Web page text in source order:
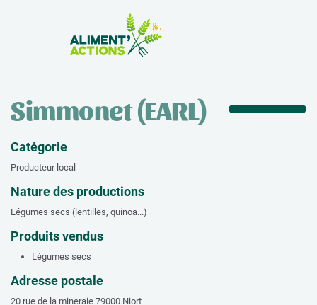
Simmonet (EARL)
Catégorie
Producteur local
Nature des productions
Légumes secs (lentilles, quinoa...)
Produits vendus
Légumes secs
Adresse postale
20 rue de la mineraie 79000 Niort